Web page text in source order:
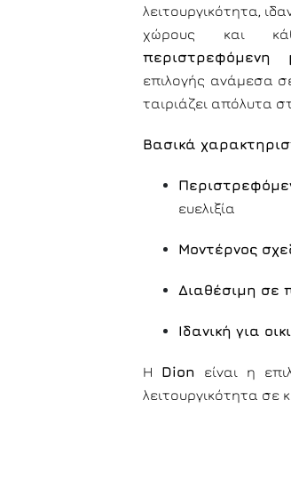
λειτουργικότητα,
χώρους και
περιστρεφόμενη
επιλογής ανάμεσα
ταιριάζει απόλυτα
Βασικά
ευελιξία
Μοντέρνος
Διαθέσιμη σε
Ιδανική για
Η Dion
είναι η
λειτουργικότητα σε